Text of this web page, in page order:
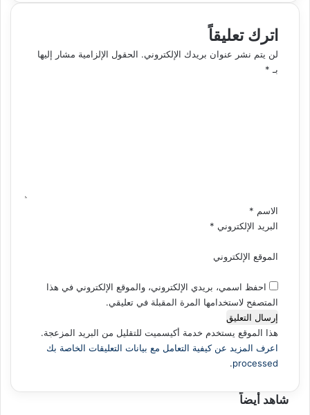
اترك تعليقاً
لن يتم نشر عنوان بريدك الإلكتروني. الحقول الإلزامية مشار إليها
بـ *
الاسم *
البريد الإلكتروني *
الموقع الإلكتروني
احفظ اسمي، بريدي الإلكتروني، والموقع الإلكتروني في هذا
المتصفح لاستخدامها المرة المقبلة في تعليقي.
هذا الموقع يستخدم خدمة أكيسميت للتقليل من البريد المزعجة.
اعرف المزيد عن كيفية التعامل مع بيانات التعليقات الخاصة بك
processed
.
شاهد أيضاً